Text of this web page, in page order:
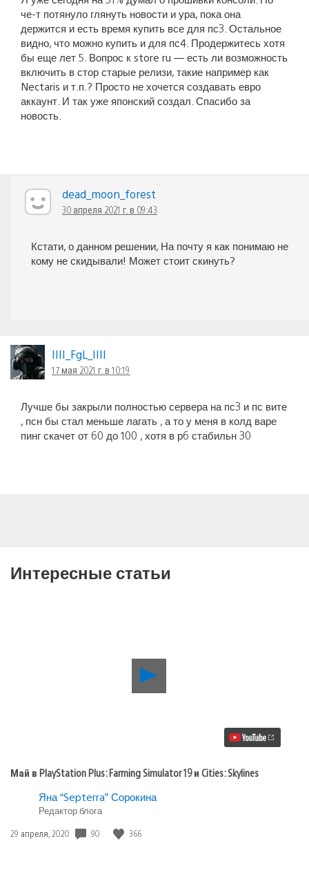
че-т потянуло глянуть новости и ура, пока она
держится и есть время купить все для пс3. Остальное
видно, что можно купить и для пс4. Продержитесь хотя
бы еще лет 5. Вопрос к store ru — есть ли возможность
включить в стор старые релизи, такие например как
Nectaris и т.п.? Просто не хочется создавать евро
аккаунт. И так уже японский создал. Спасибо за
новость.
dead_moon_forest
30 апреля 2021 г. в 09:43
Кстати, о данном решении, На почту я как понимаю не
кому не скидывали! Может стоит скинуть?
IIII_FgL_IIII
17 мая 2021 г. в 10:19
Лучше бы закрыли полностью сервера на пс3 и пс вите
, псн бы стал меньше лагать , а то у меня в колд варе
пинг скачет от 60 до 100 , хотя в р6 стабильн 30
Интересные статьи
Воспроизвести
Май
19
Май в PlayStation Plus: Farming Simulator 19 и Cities: Skylines
Яна “Septerra” Сорокина
Редактор блога
Дата
29 апреля, 2020 90 366